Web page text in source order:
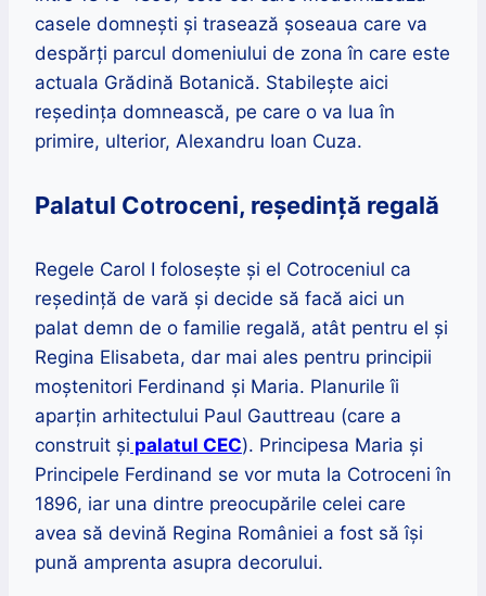
casele domnești și trasează șoseaua care va
despărți parcul domeniului de zona în care este
actuala Grădină Botanică. Stabilește aici
reședința domnească, pe care o va lua în
primire, ulterior, Alexandru Ioan Cuza.
Palatul Cotroceni, reședință regală
Regele Carol I folosește și el Cotroceniul ca
reședință de vară și decide să facă aici un
palat demn de o familie regală, atât pentru el și
Regina Elisabeta, dar mai ales pentru principii
moștenitori Ferdinand și Maria. Planurile îi
aparțin arhitectului Paul Gauttreau (care a
construit și palatul CEC). Principesa Maria şi
Principele Ferdinand se vor muta la Cotroceni în
1896, iar una dintre preocupările celei care
avea să devină Regina României a fost să îşi
pună amprenta asupra decorului.